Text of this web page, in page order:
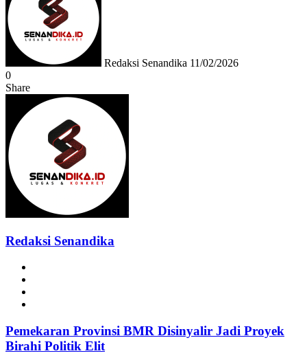
Redaksi Senandika 11/02/2026
0
Share
Facebook
Messenger
Messenger
WhatsApp
Telegram
Redaksi Senandika
Pemekaran Provinsi BMR Disinyalir Jadi Proyek
Birahi Politik Elit